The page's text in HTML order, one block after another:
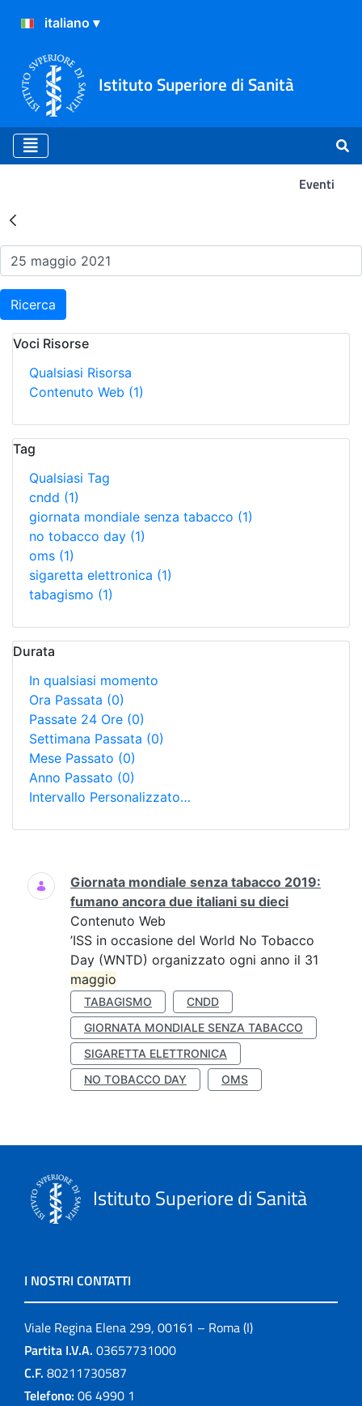
Istituto Superiore di Sanità
Eventi
Risultati della Ricerca -
Ricerca
Voci Risorse
Qualsiasi Risorsa
Contenuto Web (1)
Tag
Qualsiasi Tag
cndd (1)
giornata mondiale senza tabacco (1)
no tobacco day (1)
oms (1)
sigaretta elettronica (1)
tabagismo (1)
Durata
In qualsiasi momento
Ora Passata (0)
Passate 24 Ore (0)
Settimana Passata (0)
Mese Passato (0)
Anno Passato (0)
Intervallo Personalizzato…
Ricerca
Giornata mondiale senza tabacco 2019:
fumano ancora due italiani su dieci
Contenuto Web
’ISS in occasione del World No Tobacco
Day (WNTD) organizzato ogni anno il 31
maggio
TABAGISMO
CNDD
GIORNATA MONDIALE SENZA TABACCO
SIGARETTA ELETTRONICA
NO TOBACCO DAY
OMS
Istituto Superiore di Sanità
I NOSTRI CONTATTI
Viale Regina Elena 299, 00161 – Roma (I)
Partita I.V.A. 03657731000
C.F. 80211730587
Telefono: 06 4990 1